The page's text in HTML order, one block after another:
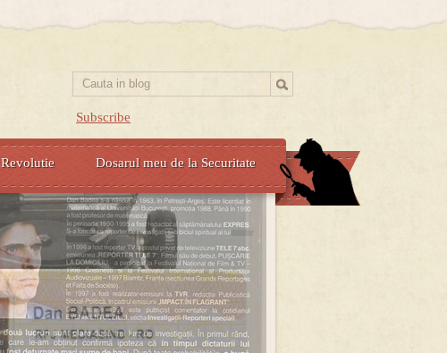
Subscribe
Revolutie Dosarul meu de la Securitate